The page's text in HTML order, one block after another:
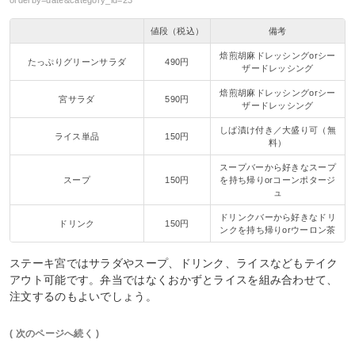
値段（税込） 備考
たっぷりグリーンサラダ 490円
焙煎胡麻ドレッシングorシー
ザードレッシング
宮サラダ 590円
焙煎胡麻ドレッシングorシー
ザードレッシング
ライス単品 150円
しば漬け付き／大盛り可（無
料）
スープ 150円
スープバーから好きなスープ
を持ち帰りorコーンポタージ
ュ
ドリンク 150円
ドリンクバーから好きなドリ
ンクを持ち帰りorウーロン茶
ステーキ宮ではサラダやスープ、ドリンク、ライスなどもテイク
アウト可能です。弁当ではなくおかずとライスを組み合わせて、
注文するのもよいでしょう。
( 次のページへ続く )